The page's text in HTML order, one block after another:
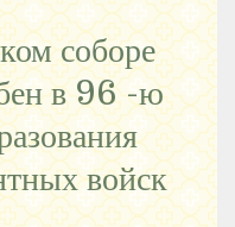
соборе
в 96 -ю
войск